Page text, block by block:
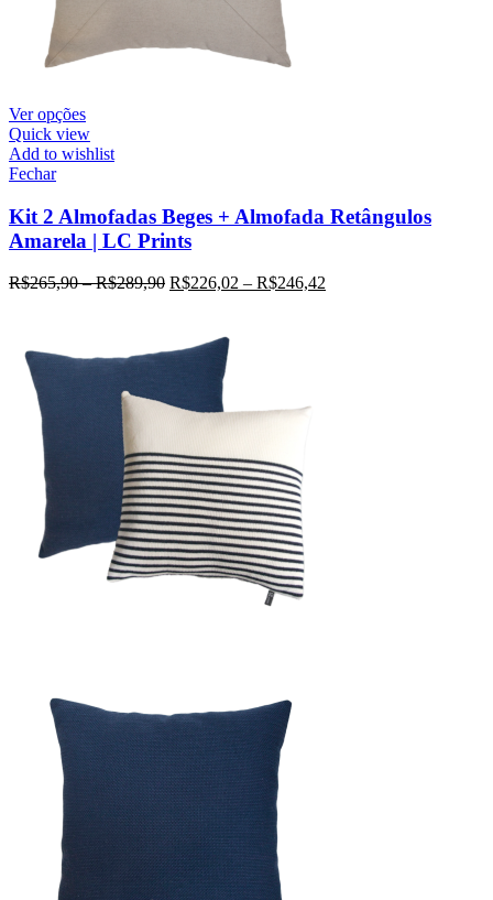
Ver opções
Quick view
Add to wishlist
Fechar
Kit 2 Almofadas Beges + Almofada Retângulos
Amarela | LC Prints
R$265,90–R$289,90 R$226,02 – R$246,42